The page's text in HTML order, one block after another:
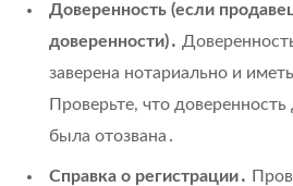
Доверенность (если
доверенности)․
заверена нотариально и
Проверьте, что
была отозвана․
Справка о регистрации․